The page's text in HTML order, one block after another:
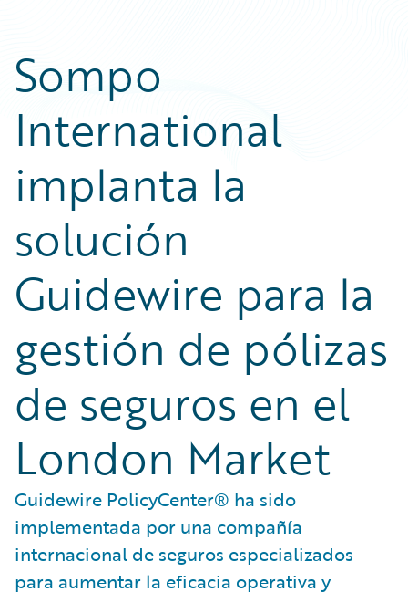
Sompo
International
implanta la
solución
Guidewire para la
gestión de pólizas
de seguros en el
London Market
Guidewire PolicyCenter® ha sido
implementada por una compañía
internacional de seguros especializados
para aumentar la eficacia operativa y